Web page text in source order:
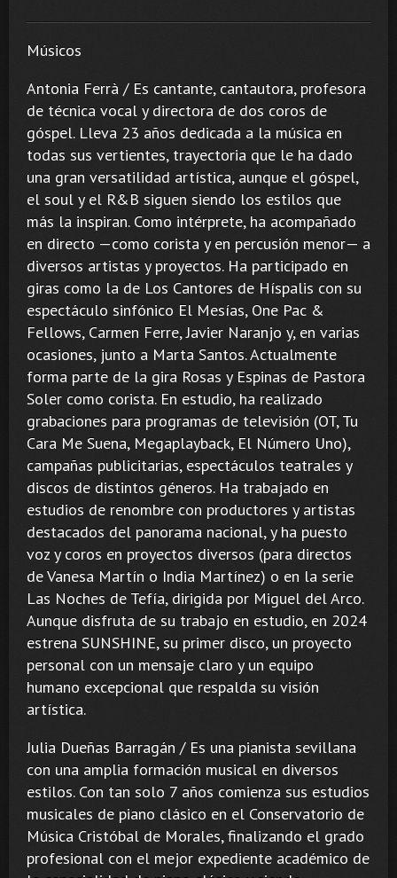
Músicos
Antonia Ferrà / Es cantante, cantautora, profesora
de técnica vocal y directora de dos coros de
góspel. Lleva 23 años dedicada a la música en
todas sus vertientes, trayectoria que le ha dado
una gran versatilidad artística, aunque el góspel,
el soul y el R&B siguen siendo los estilos que
más la inspiran. Como intérprete, ha acompañado
en directo —como corista y en percusión menor— a
diversos artistas y proyectos. Ha participado en
giras como la de Los Cantores de Híspalis con su
espectáculo sinfónico El Mesías, One Pac &
Fellows, Carmen Ferre, Javier Naranjo y, en varias
ocasiones, junto a Marta Santos. Actualmente
forma parte de la gira Rosas y Espinas de Pastora
Soler como corista. En estudio, ha realizado
grabaciones para programas de televisión (OT, Tu
Cara Me Suena, Megaplayback, El Número Uno),
campañas publicitarias, espectáculos teatrales y
discos de distintos géneros. Ha trabajado en
estudios de renombre con productores y artistas
destacados del panorama nacional, y ha puesto
voz y coros en proyectos diversos (para directos
de Vanesa Martín o India Martínez) o en la serie
Las Noches de Tefía, dirigida por Miguel del Arco.
Aunque disfruta de su trabajo en estudio, en 2024
estrena SUNSHINE, su primer disco, un proyecto
personal con un mensaje claro y un equipo
humano excepcional que respalda su visión
artística.
Julia Dueñas Barragán / Es una pianista sevillana
con una amplia formación musical en diversos
estilos. Con tan solo 7 años comienza sus estudios
musicales de piano clásico en el Conservatorio de
Música Cristóbal de Morales, finalizando el grado
profesional con el mejor expediente académico de